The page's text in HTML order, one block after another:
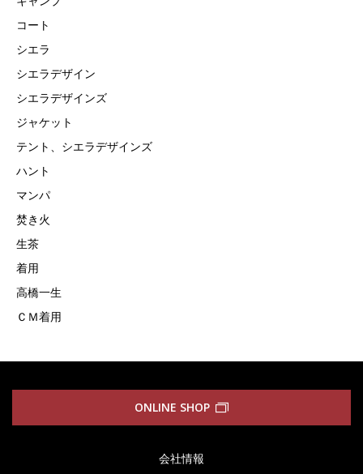
コート
シエラ
シエラデザイン
シエラデザインズ
ジャケット
テント、シエラデザインズ
ハント
マンパ
焚き火
生茶
着用
高橋一生
ＣＭ着用
ONLINE SHOP
会社情報